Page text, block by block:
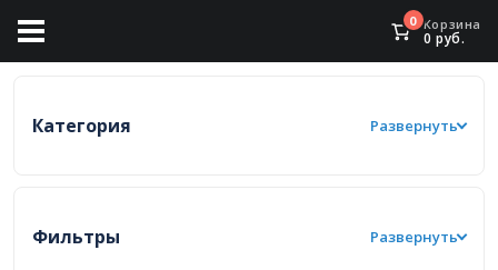
0 Корзина
0 руб.
Категория Развернуть
Фильтры Развернуть